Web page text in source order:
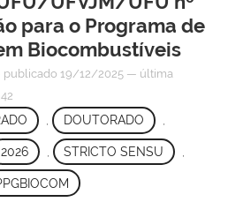
para o Programa de
Biocombustíveis
publicado 19/12/2025 — última
, DOUTORADO ,
2026 STRICTO SENSU